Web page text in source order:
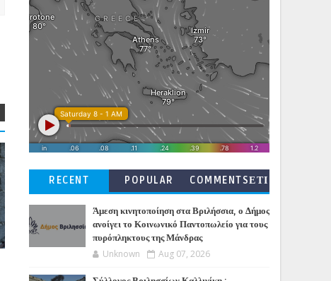
RECENT POPULAR
COMMENTSΕΤΙ
Άμεση κινητοποίηση στα Βριλήσσια, ο Δήμος
ανοίγει το Κοινωνικό Παντοπωλείο για τους
πυρόπληκτους της Μάνδρας
Unknown Aug 07, 2026